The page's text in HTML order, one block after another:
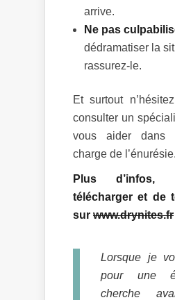
arrive.
Ne pas
dédramatiser la
rassurez-le.
Et surtout
consulter un
vous aider dans
charge de l’énurésie.
Plus d’infos,
télécharger et de
sur www.drynites.fr
Lorsque je
pour une
cherche